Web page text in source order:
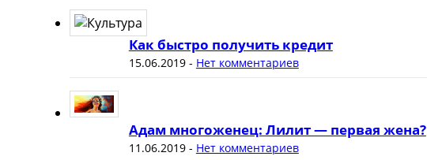
Как быстро получить кредит
15.06.2019- Нет комментариев
Адам многоженец: Лилит — первая жена?
11.06.2019- Нет комментариев